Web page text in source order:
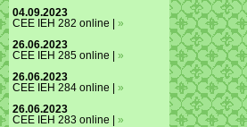
04.09.2023
CEE IEH 282 online | »
26.06.2023
CEE IEH 285 online | »
26.06.2023
CEE IEH 284 online | »
26.06.2023
CEE IEH 283 online | »